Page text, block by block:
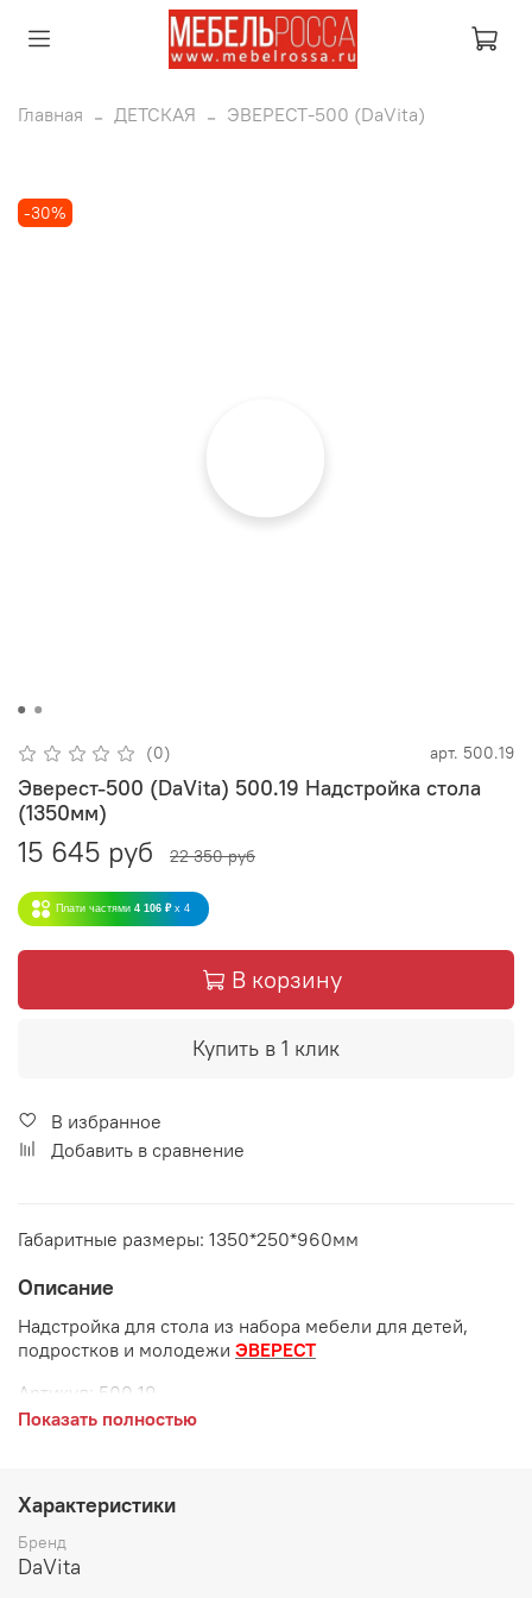
Главная ДЕТСКАЯ ЭВЕРЕСТ-500 (DaVita)
-30%
(0) арт. 500.19
Эверест-500 (DaVita) 500.19 Надстройка стола
(1350мм)
15 645 руб 22 350 руб
Плати частями 4 106 ₽ x 4
В корзину
Купить в 1 клик
В избранное
Добавить в сравнение
Габаритные размеры: 1350*250*960мм
Описание
Надстройка для стола из набора мебели для детей,
подростков и молодежи ЭВЕРЕСТ
Артикул: 500.19
глубина 250 мм
высота 960 мм
Показать полностью
Характеристики
Бренд
DaVita